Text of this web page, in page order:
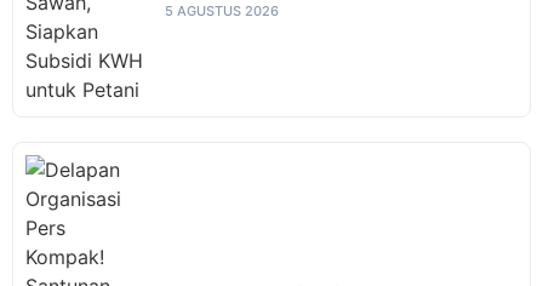
5 AGUSTUS 2026